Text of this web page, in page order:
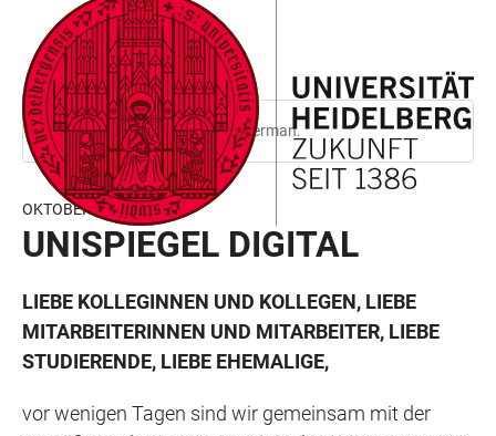
ACCESSIBILITY
LINKS
JUMP
TO
MAIN
CONTENT
OPEN
MAIN
NAVIGATION
OPEN
SEARCH
FORM
This page is only available in German.
OKTOBER 2025
UNISPIEGEL DIGITAL
LIEBE KOLLEGINNEN UND KOLLEGEN, LIEBE
MITARBEITERINNEN UND MITARBEITER, LIEBE
STUDIERENDE, LIEBE EHEMALIGE,
vor wenigen Tagen sind wir gemeinsam mit der